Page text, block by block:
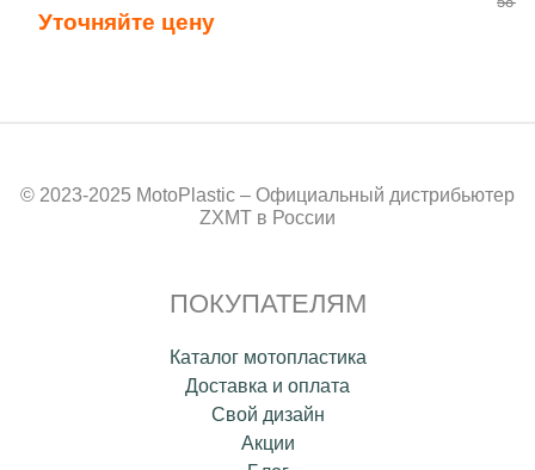
Уточняйте цену
© 2023-2025 MotoPlastic – Официальный дистрибьютер
ZXMT в России
ПОКУПАТЕЛЯМ
Каталог мотопластика
Доставка и оплата
Свой дизайн
Акции